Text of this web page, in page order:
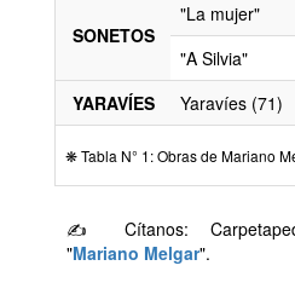
SONETOS
"La mujer"
"A Silvia"
YARAVÍES
Yaravíes (71)
❋ Tabla N° 1: Obras de Mariano
✍ Cítanos:
"Mariano Melgar".